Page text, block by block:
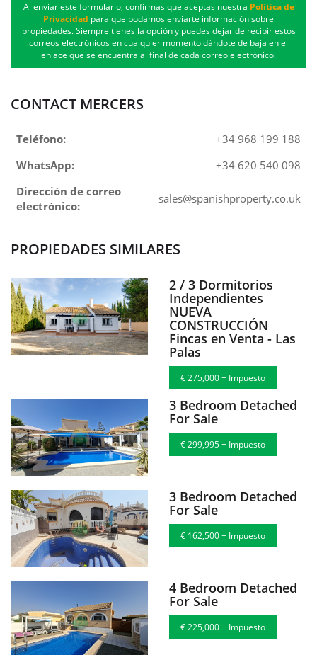
Al enviar este formulario, confirmas que aceptas nuestra Política de
Privacidad para que podamos enviarte información sobre
propiedades. Siempre tienes la opción y puedes dejar de recibir estos
correos electrónicos en cualquier momento dándote de baja en el
enlace que se encuentra al final de cada correo electrónico.
CONTACT MERCERS
Teléfono:
+34 968 199 188
WhatsApp:
+34 620 540 098
Dirección de correo
electrónico:
sales@spanishproperty.co.uk
PROPIEDADES SIMILARES
2 / 3 Dormitorios
Independientes
NUEVA
CONSTRUCCIÓN
Fincas en Venta - Las
Palas
€ 275,000 + Impuesto
3 Bedroom Detached
For Sale
€ 299,995 + Impuesto
3 Bedroom Detached
For Sale
€ 162,500 + Impuesto
4 Bedroom Detached
For Sale
€ 225,000 + Impuesto